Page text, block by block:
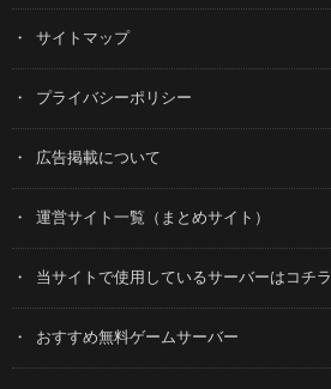
サイトマップ
プライバシーポリシー
広告掲載について
運営サイト一覧（まとめサイト）
当サイトで使用しているサーバーはコチラ
おすすめ無料ゲームサーバー